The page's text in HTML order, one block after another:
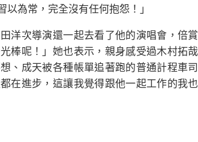
以為常，完全沒有任何抱怨！」
洋次導演還一起去看了他的演唱會，倍
棒呢！」她也表示，親身感受過木村拓
、成天被各種帳單追著跑的普通計程車
在進步，這讓我覺得跟他一起工作的我